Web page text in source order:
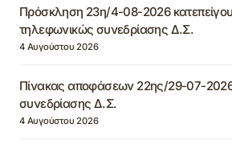
Πρόσκληση 23η/4-08-2026
τηλεφωνικώς συνεδρίασης Δ.Σ.
4 Αυγούστου 2026
Πίνακας αποφάσεων 22ης/29-07-2026
συνεδρίασης Δ.Σ.
4 Αυγούστου 2026